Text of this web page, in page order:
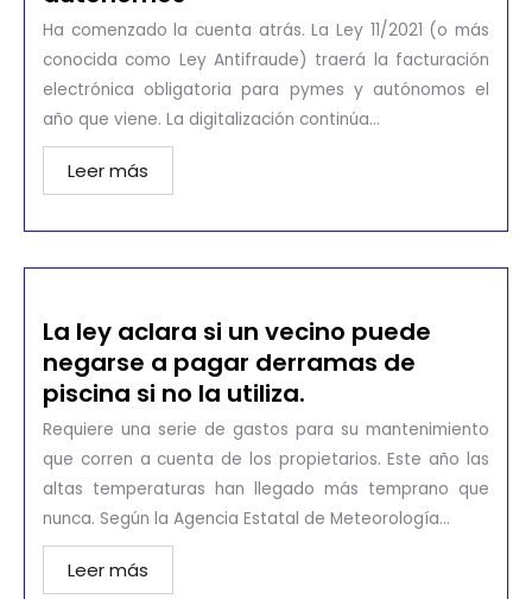
Ha comenzado la cuenta atrás. La Ley 11/2021 (o más
conocida como Ley Antifraude) traerá la facturación
electrónica obligatoria para pymes y autónomos el
año que viene. La digitalización continúa...
Leer más
La ley aclara si un vecino puede
negarse a pagar derramas de
piscina si no la utiliza.
Requiere una serie de gastos para su mantenimiento
que corren a cuenta de los propietarios. Este año las
altas temperaturas han llegado más temprano que
nunca. Según la Agencia Estatal de Meteorología...
Leer más